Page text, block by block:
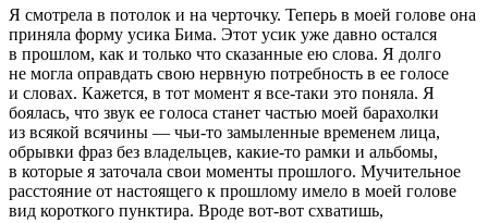
Я смотрела в потолок и на черточку. Теперь в моей голове она
приняла форму усика Бима. Этот усик уже давно остался
в прошлом, как и только что сказанные ею слова. Я долго
не могла оправдать свою нервную потребность в ее голосе
и словах. Кажется, в тот момент я все-таки это поняла. Я
боялась, что звук ее голоса станет частью моей барахолки
из всякой всячины — чьи-то замыленные временем лица,
обрывки фраз без владельцев, какие-то рамки и альбомы,
в которые я заточала свои моменты прошлого. Мучительное
расстояние от настоящего к прошлому имело в моей голове
вид короткого пунктира. Вроде вот-вот схватишь,